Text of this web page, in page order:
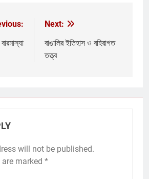
Next:
বাঙালির ইতিহাস ও বহিরাগত
তত্ত্ব
will not be published.
marked *